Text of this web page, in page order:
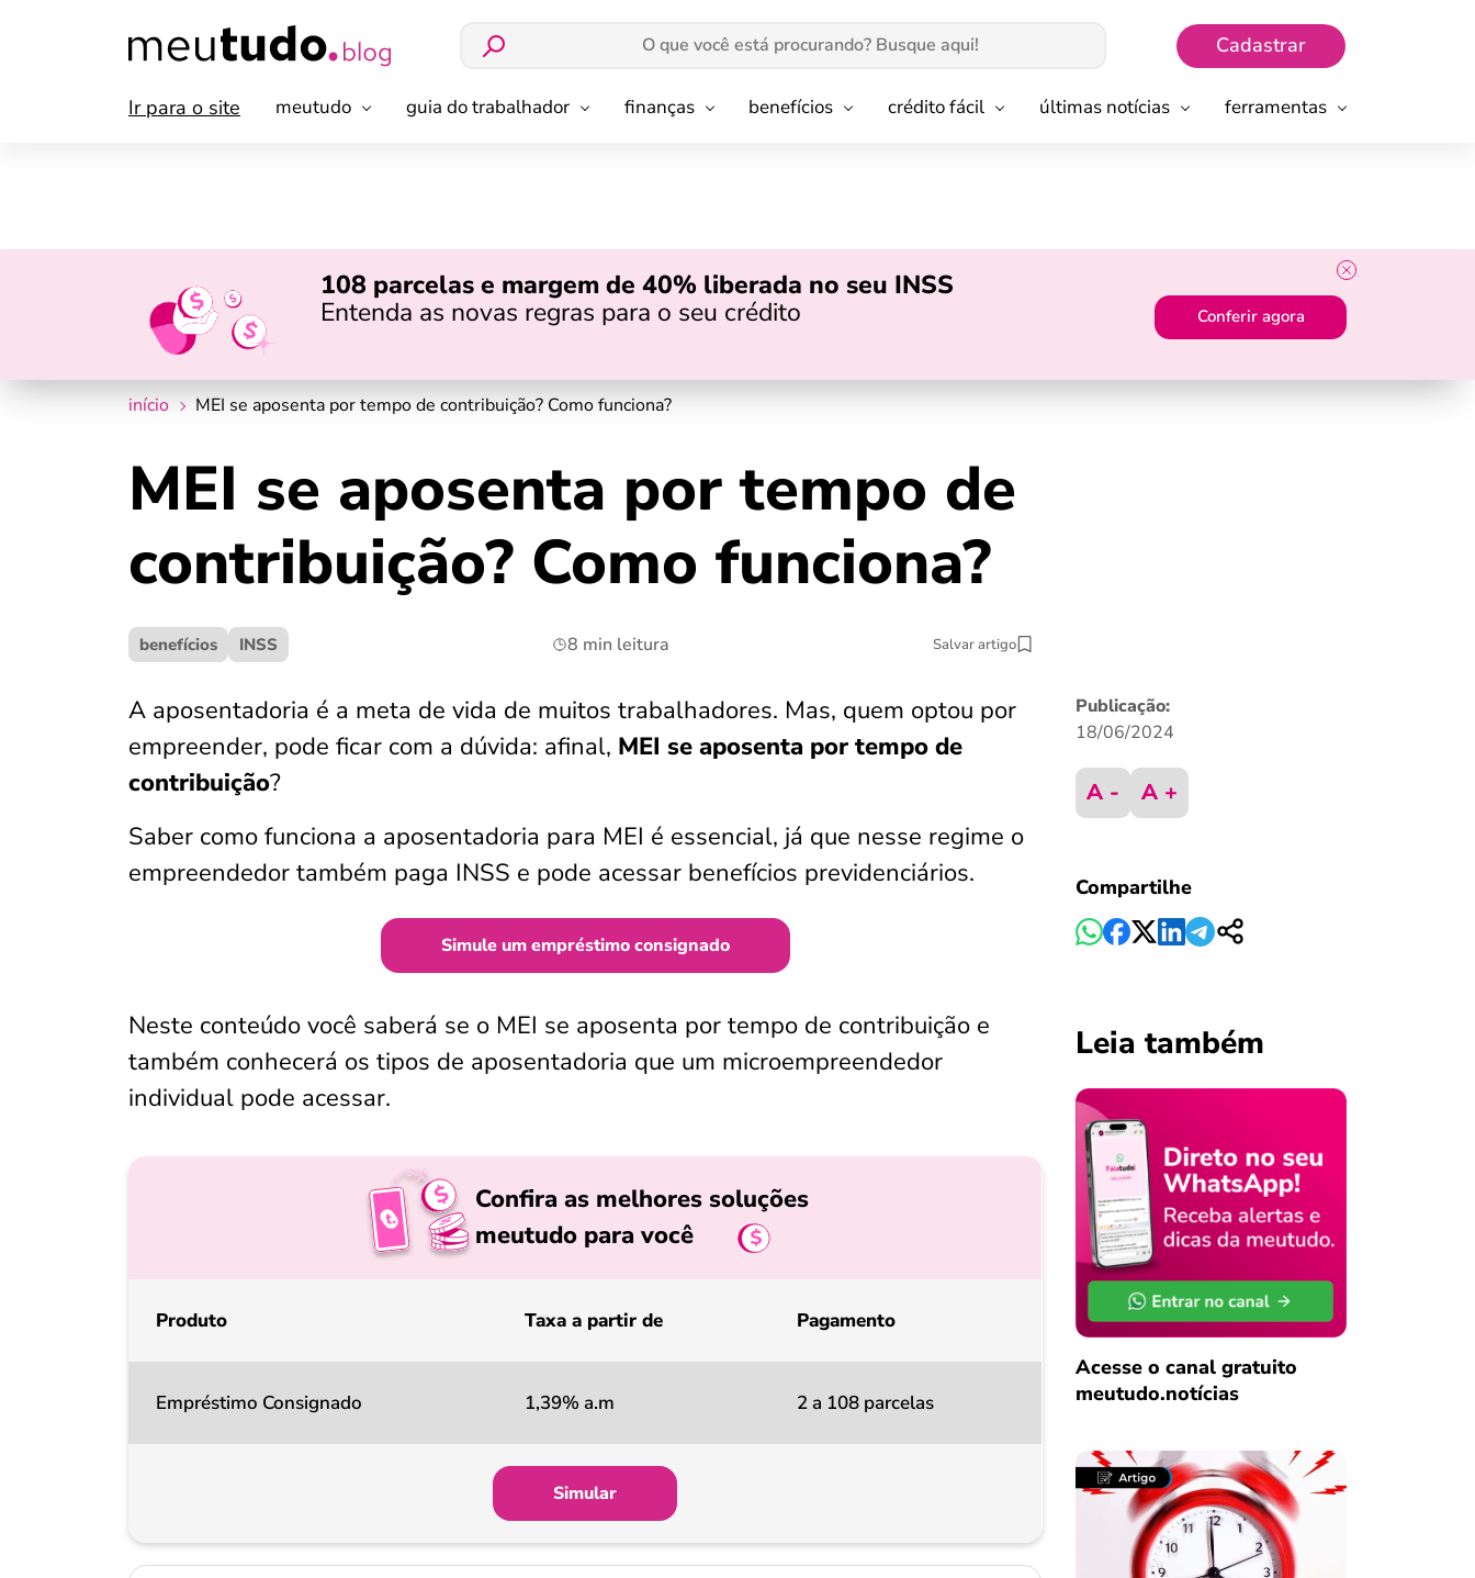
Cadastrar
Ir para o site meutudo guia do trabalhador finanças benefícios crédito fácil últimas notícias ferramentas
108 parcelas e margem de 40% liberada no seu INSS
Entenda as novas regras para o seu crédito
Conferir agora
início MEI se aposenta por tempo de contribuição? Como funciona?
MEI se aposenta por tempo de
contribuição? Como funciona?
benefícios INSS 8 min leitura Salvar artigo
A aposentadoria é a meta de vida de muitos trabalhadores. Mas, quem optou por
empreender, pode ficar com a dúvida: afinal, MEI se aposenta por tempo de
contribuição?
Saber como funciona a aposentadoria para MEI é essencial, já que nesse regime o
empreendedor também paga INSS e pode acessar benefícios previdenciários.
Simule um empréstimo consignado
Neste conteúdo você saberá se o MEI se aposenta por tempo de contribuição e
também conhecerá os tipos de aposentadoria que um microempreendedor
individual pode acessar.
Confira as melhores soluções
meutudo para você
Produto Taxa a partir de Pagamento
Empréstimo Consignado 1,39% a.m 2 a 108 parcelas
Simular
Publicação:
18/06/2024
A - A +
Compartilhe
Leia também
Acesse o canal gratuito
meutudo.notícias